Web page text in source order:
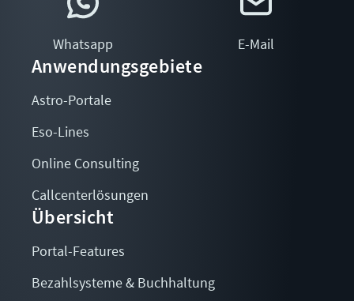
Whatsapp E-Mail
Anwendungsgebiete
Astro-Portale
Eso-Lines
Online Consulting
Callcenterlösungen
Übersicht
Portal-Features
Bezahlsysteme & Buchhaltung